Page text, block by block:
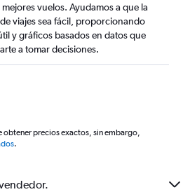
vuelos. Ayudamos a que la
viajes sea fácil, proporcionando
y gráficos basados en datos que
a tomar decisiones.
precios exactos, sin embargo,
.